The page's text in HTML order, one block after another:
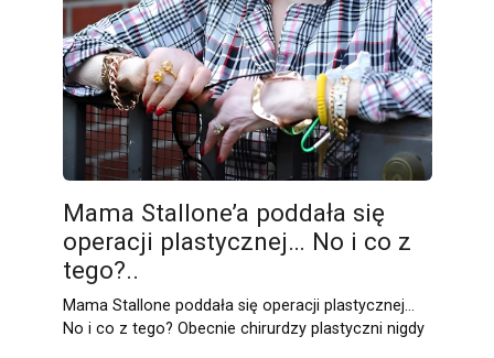
Mama Stallone’a poddała się
operacji plastycznej… No i co z
tego?..
Mama Stallone poddała się operacji plastycznej…
No i co z tego? Obecnie chirurdzy plastyczni nigdy